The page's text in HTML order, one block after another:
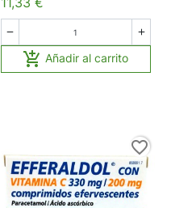
 
 Añadir al carrito
favorite_border